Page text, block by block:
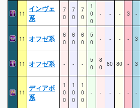
11
インヴェ
系
7
0
7
0
7
0
1
0
0
- - - 3 -
11 オフゼ系
6
0
6
0
6
0
5
0
- - - - 3
11 オフゼ系 - - -
5
0
8
0
80 80 - 3
11
ディアボ
系
1
0
0
1
0
0
1
0
0
- - - - - -